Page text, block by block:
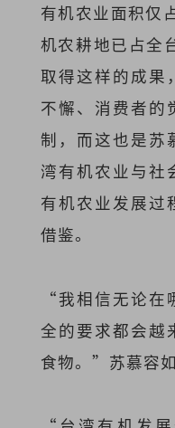
有机农业面积仅
机农耕地已占全
取得这样的成果
不懈、消费者的
制，而这也是
湾有机农业与
有机农业发展过
借鉴。
“我相信无论在
全的要求都会越
食物。”苏慕容如